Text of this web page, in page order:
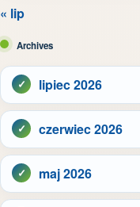
« lip
Archives
lipiec 2026
czerwiec 2026
maj 2026